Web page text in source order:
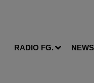
RADIO FG. NEWS